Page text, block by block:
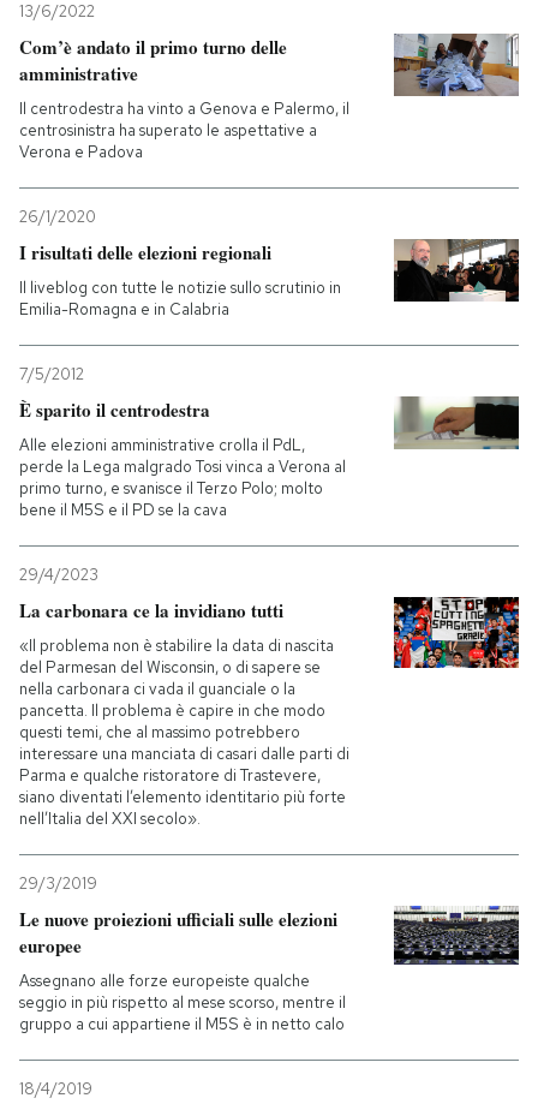
CALENDARIO
AREA PERSONALE
Entra
13/6/2022
Com’è andato il primo turno delle
amministrative
Il centrodestra ha vinto a Genova e Palermo, il
centrosinistra ha superato le aspettative a
Verona e Padova
26/1/2020
I risultati delle elezioni regionali
Il liveblog con tutte le notizie sullo scrutinio in
Emilia-Romagna e in Calabria
7/5/2012
È sparito il centrodestra
Alle elezioni amministrative crolla il PdL,
perde la Lega malgrado Tosi vinca a Verona al
primo turno, e svanisce il Terzo Polo; molto
bene il M5S e il PD se la cava
29/4/2023
La carbonara ce la invidiano tutti
«Il problema non è stabilire la data di nascita
del Parmesan del Wisconsin, o di sapere se
nella carbonara ci vada il guanciale o la
pancetta. Il problema è capire in che modo
questi temi, che al massimo potrebbero
interessare una manciata di casari dalle parti di
Parma e qualche ristoratore di Trastevere,
siano diventati l’elemento identitario più forte
nell’Italia del XXI secolo».
29/3/2019
Le nuove proiezioni ufficiali sulle elezioni
europee
Assegnano alle forze europeiste qualche
seggio in più rispetto al mese scorso, mentre il
gruppo a cui appartiene il M5S è in netto calo
18/4/2019